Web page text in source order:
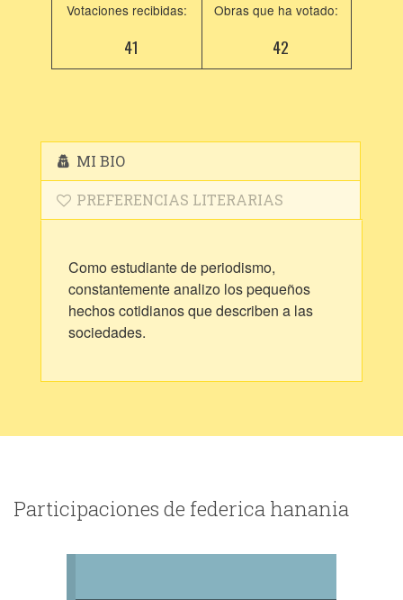
Votaciones recibidas:
41
Obras que ha votado:
42
MI BIO
PREFERENCIAS LITERARIAS
Como estudiante de periodismo,
constantemente analizo los pequeños
hechos cotidianos que describen a las
sociedades.
Participaciones de federica hanania